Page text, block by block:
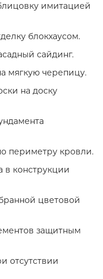
имитацией
блокхаусом.
сайдинг.
мягкую черепицу.
на доску
периметру кровли.
в конструкции
цветовой
защитным
отсутствии